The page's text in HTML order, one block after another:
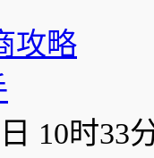
攻略
10时33